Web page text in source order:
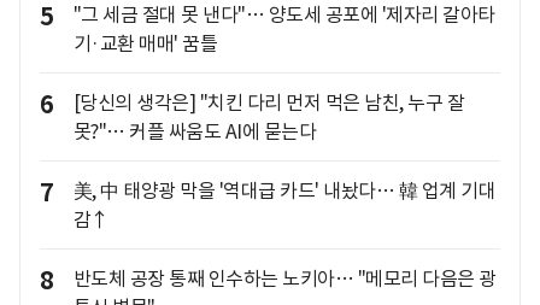
5
"그 세금 절대 못 낸다"… 양도세 공포에 '제자리 갈아타
기·교환 매매' 꿈틀
6
[당신의 생각은] "치킨 다리 먼저 먹은 남친, 누구 잘
못?"… 커플 싸움도 AI에 묻는다
7
美, 中 태양광 막을 '역대급 카드' 내놨다… 韓 업계 기대
감↑
8
반도체 공장 통째 인수하는 노키아… "메모리 다음은 광